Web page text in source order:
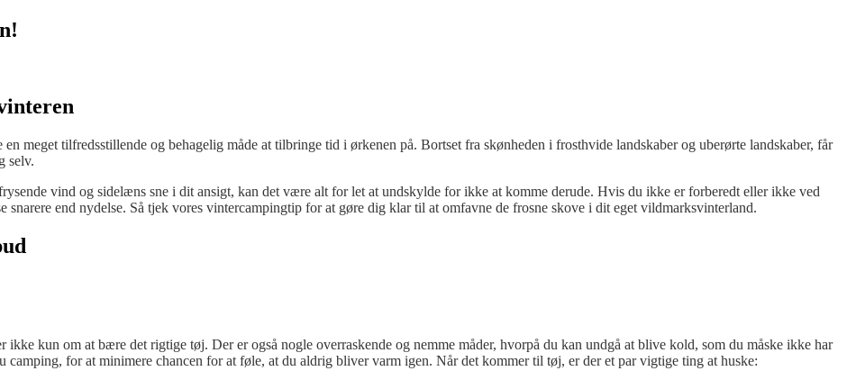
meget tilfredsstillende og behagelig måde at tilbringe tid i ørkenen på. Bortset fra skønheden i frosthvide landskaber og uberørte landskaber, får
selv.
vind og sidelæns sne i dit ansigt, kan det være alt for let at undskylde for ikke at komme derude. Hvis du ikke er forberedt eller ikke ved
snarere end nydelse. Så tjek vores vintercampingtip for at gøre dig klar til at omfavne de frosne skove i dit eget vildmarksvinterland.
kun om at bære det rigtige tøj. Der er også nogle overraskende og nemme måder, hvorpå du kan undgå at blive kold, som du måske ikke har
for at minimere chancen for at føle, at du aldrig bliver varm igen. Når det kommer til tøj, er der et par vigtige ting at huske: